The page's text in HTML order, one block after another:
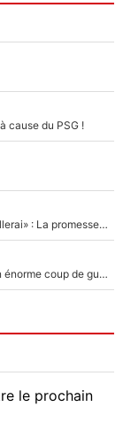
cause du PSG !
Mercato - OM - «Dès que je prends un club, je t’appellerai» : La promesse de Marcelino au moment de claquer la porte
Victime de racisme contre Murray, Kyrgios pousse un énorme coup de gueule !
le prochain